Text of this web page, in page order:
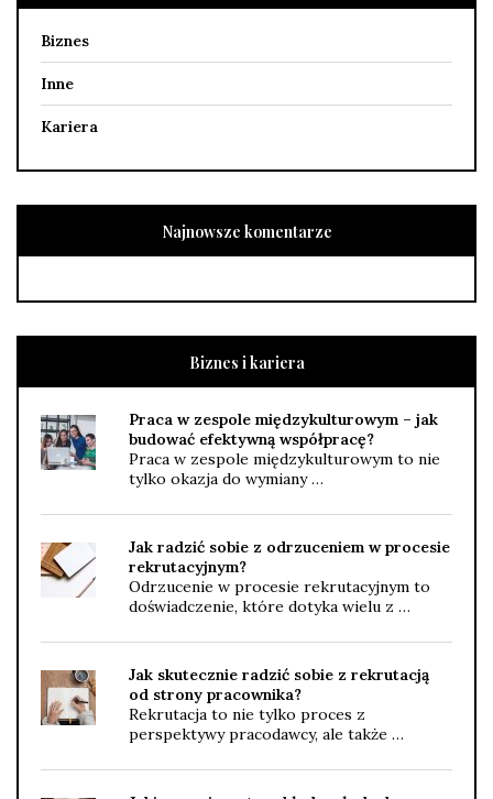
Biznes
Inne
Kariera
Najnowsze komentarze
Biznes i kariera
Praca w zespole międzykulturowym – jak
budować efektywną współpracę?
Praca w zespole międzykulturowym to nie
tylko okazja do wymiany …
Jak radzić sobie z odrzuceniem w procesie
rekrutacyjnym?
Odrzucenie w procesie rekrutacyjnym to
doświadczenie, które dotyka wielu z …
Jak skutecznie radzić sobie z rekrutacją
od strony pracownika?
Rekrutacja to nie tylko proces z
perspektywy pracodawcy, ale także …